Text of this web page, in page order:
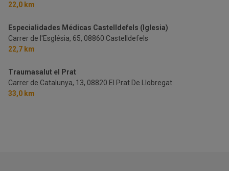
22,0 km
Especialidades Médicas Castelldefels (Iglesia)
Carrer de l'Església, 65, 08860 Castelldefels
22,7 km
Traumasalut el Prat
Carrer de Catalunya, 13, 08820 El Prat De Llobregat
33,0 km